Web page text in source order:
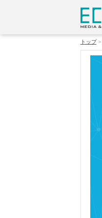
トップ